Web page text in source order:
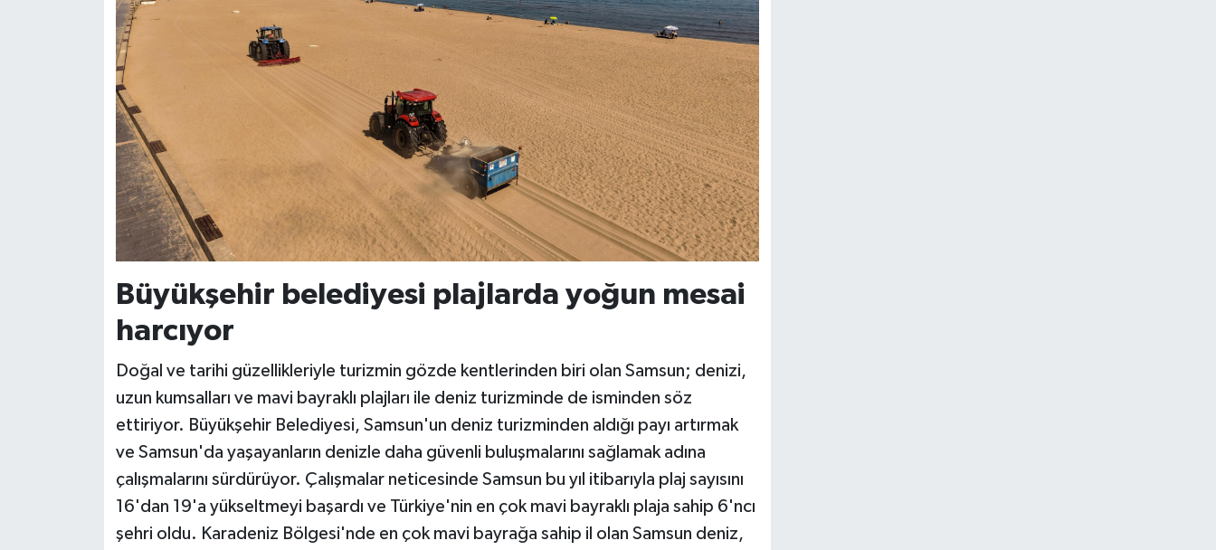
Büyükşehir belediyesi plajlarda yoğun mesai
harcıyor
Doğal ve tarihi güzellikleriyle turizmin gözde kentlerinden biri olan Samsun; denizi,
uzun kumsalları ve mavi bayraklı plajları ile deniz turizminde de isminden söz
ettiriyor. Büyükşehir Belediyesi, Samsun'un deniz turizminden aldığı payı artırmak
ve Samsun'da yaşayanların denizle daha güvenli buluşmalarını sağlamak adına
çalışmalarını sürdürüyor. Çalışmalar neticesinde Samsun bu yıl itibarıyla plaj sayısını
16'dan 19'a yükseltmeyi başardı ve Türkiye'nin en çok mavi bayraklı plaja sahip 6'ncı
şehri oldu. Karadeniz Bölgesi'nde en çok mavi bayrağa sahip il olan Samsun deniz,